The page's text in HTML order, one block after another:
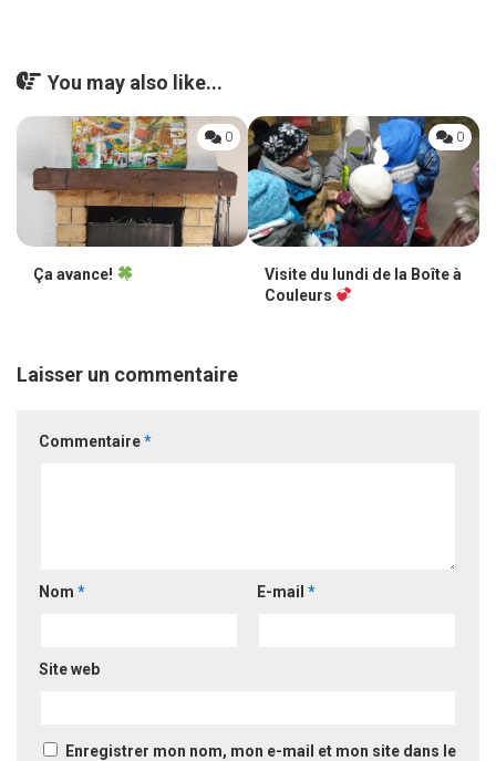
You may also like...
0
Ça avance!
0
Visite du lundi de la Boîte à
Couleurs
Laisser un commentaire
Commentaire*
Nom * E-mail *
Site web
Enregistrer mon nom, mon e-mail et mon site dans le